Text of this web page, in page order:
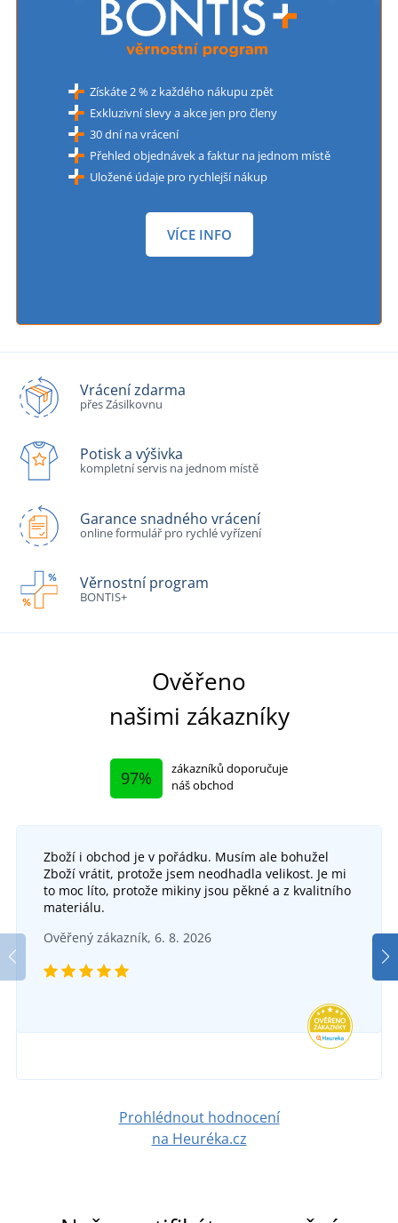
Získáte 2 % z každého nákupu zpět
Exkluzivní slevy a akce jen pro členy
30 dní na vrácení
Přehled objednávek a faktur na jednom místě
Uložené údaje pro rychlejší nákup
VÍCE INFO
Vrácení zdarma
přes Zásilkovnu
Potisk a výšivka
kompletní servis na jednom místě
Garance snadného vrácení
online formulář pro rychlé vyřízení
Věrnostní program
BONTIS+
Ověřeno
našimi zákazníky
97%
zákazníků doporučuje
náš obchod
Zboží i obchod je v pořádku. Musím ale bohužel
Zboží vrátit, protože jsem neodhadla velikost. Je mi
to moc líto, protože mikiny jsou pěkné a z kvalitního
materiálu.
Ověřený zákazník, 6. 8. 2026
Prohlédnout hodnocení
na Heuréka.cz